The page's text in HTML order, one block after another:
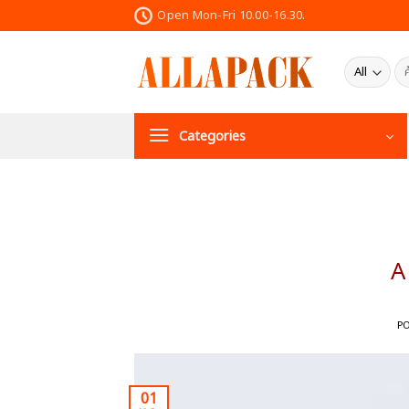
to
Open Mon-Fri 10.00-16.30.
ค้
Categories
01